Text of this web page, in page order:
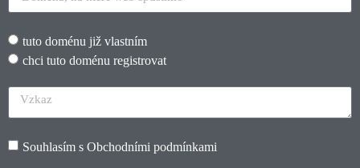
tuto doménu již vlastním
chci tuto doménu registrovat
Souhlasím s Obchodními podmínkami